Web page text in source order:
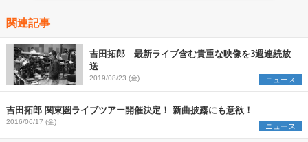
関連記事
吉田拓郎 最新ライブ含む貴重な映像を3週連続放
送
2019/08/23 (金) ニュース
吉田拓郎 関東圏ライブツアー開催決定！ 新曲披露にも意欲！
2016/06/17 (金) ニュース